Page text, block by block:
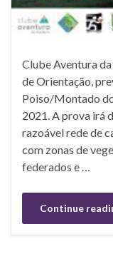
Clube Aventura
de Orientação,
Poiso/Montado
2021. A prova irá
razoável rede de
com zonas de
federados e …
Continue